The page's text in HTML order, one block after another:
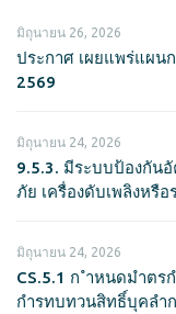
มิถุนายน 26, 2026
ประกาศ เผยแพร่แผน
2569
มิถุนายน 24, 2026
9.5.3. มีระบบป้องกัน
ภัย เครื่องดับเพลิงหรื
มิถุนายน 24, 2026
CS.5.1 ก ำหนดมำตร
กำรทบทวนสิทธิ์บุคลำ